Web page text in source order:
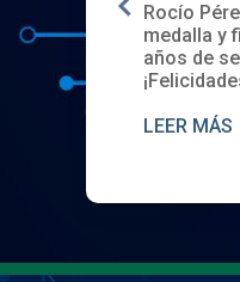
Rocío Pérez
medalla y fistol
años de
¡Felicidades
LEER MÁS